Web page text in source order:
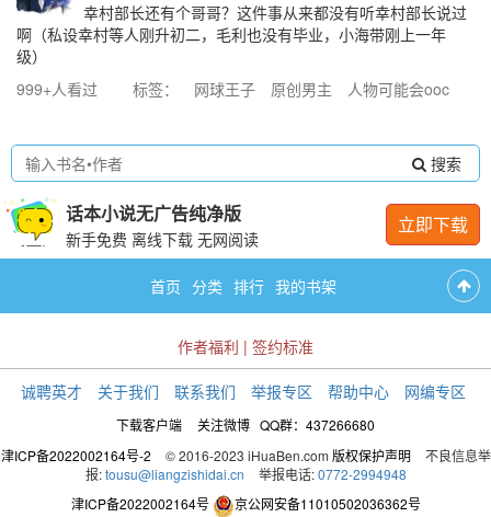
幸村部长还有个哥哥？这件事从来都没有听幸村部长说过
啊（私设幸村等人刚升初二，毛利也没有毕业，小海带刚上一年
级）
999+人看过
标签： 网球王子 原创男主 人物可能会ooc
搜索
话本小说无广告纯净版
新手免费 离线下载 无网阅读
立即下载
首页 分类 排行 我的书架
作者福利 | 签约标准
诚聘英才 关于我们 联系我们 举报专区 帮助中心 网编专区
下载客户端 关注微博 QQ群：437266680
津ICP备2022002164号-2
© 2016-2023 iHuaBen.com 版权保护声明
不良信息举
报: tousu@liangzishidai.cn 举报电话: 0772-2994948
津ICP备2022002164号
京公网安备11010502036362号